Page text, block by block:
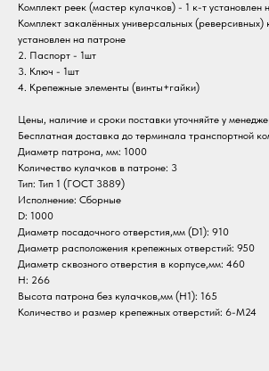
Комплект реек (мастер кулачков) - 1 к-т установлен
Комплект закалённых универсальных (реверсивных)
установлен на патроне
2. Паспорт - 1шт
3. Ключ - 1шт
4. Крепежные элементы (винты+гайки)
Цены, наличие и сроки поставки уточняйте у
Бесплатная доставка до терминала транспортной
Диаметр патрона, мм: 1000
Количество кулачков в патроне: 3
Тип: Тип 1 (ГОСТ 3889)
Исполнение: Сборные
D: 1000
Диаметр посадочного отверстия,мм (D1): 910
Диаметр расположения крепежных отверстий: 950
Диаметр сквозного отверстия в корпусе,мм: 460
H: 266
Высота патрона без кулачков,мм (H1): 165
Количество и размер крепежных отверстий: 6-M24